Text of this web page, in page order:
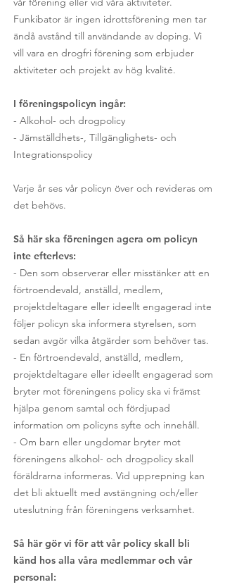
Funkibator är ingen idrottsförening men tar
ändå avstånd till användande av doping. Vi
vill vara en drogfri förening som erbjuder
aktiviteter och projekt av hög kvalité.
I föreningspolicyn ingår:
- Alkohol- och drogpolicy
- Jämställdhets-, Tillgänglighets- och
Integrationspolicy
Varje år ses vår policyn över och revideras om
det behövs.
Så här ska föreningen agera om policyn
inte efterlevs:
- Den som observerar eller misstänker att en
förtroendevald, anställd, medlem,
projektdeltagare eller ideellt engagerad inte
följer policyn ska informera styrelsen, som
sedan avgör vilka åtgärder som behöver tas.
- En förtroendevald, anställd, medlem,
projektdeltagare eller ideellt engagerad som
bryter mot föreningens policy ska vi främst
hjälpa genom samtal och fördjupad
information om policyns syfte och innehåll.
- Om barn eller ungdomar bryter mot
föreningens alkohol- och drogpolicy skall
föräldrarna informeras. Vid upprepning kan
det bli aktuellt med avstängning och/eller
uteslutning från föreningens verksamhet.
Så här gör vi för att vår policy skall bli
känd hos alla våra medlemmar och vår
personal: